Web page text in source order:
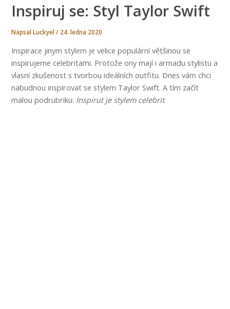
Inspiruj se: Styl Taylor Swift
NapsalLuckyel/ 24. ledna 2020
Inspirace jinym stylem je velice populární většinou se
inspirujeme celebritami. Protože ony mají i armadu stylistu a
vlasní zkušenost s tvorbou ideálních outfitu. Dnes vám chci
nabudnou inspirovat se stylem Taylor Swift. A tím začít
malou podrubriku: Inspirut je stylem celebrit.